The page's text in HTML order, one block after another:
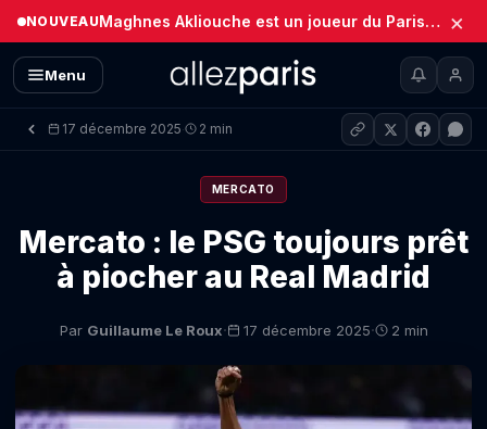
NOUVEAU Maghnes Akliouche est un joueur du Paris Saint-Germain (Officiel) ×
Menu
17 décembre 2025· 2 min
MERCATO
Mercato : le PSG toujours prêt
à piocher au Real Madrid
Par Guillaume Le Roux· 17 décembre 2025· 2 min